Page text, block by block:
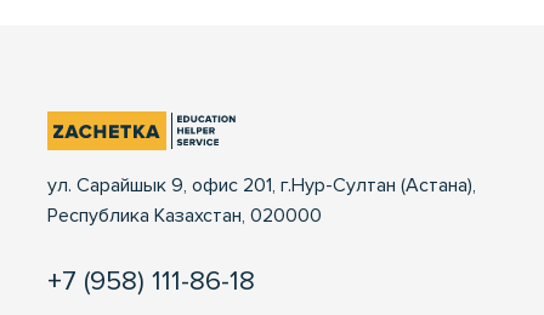
ул. Сарайшык 9, офис 201, г.Нур-Султан (Астана),
Республика Казахстан, 020000
+7 (958) 111-86-18